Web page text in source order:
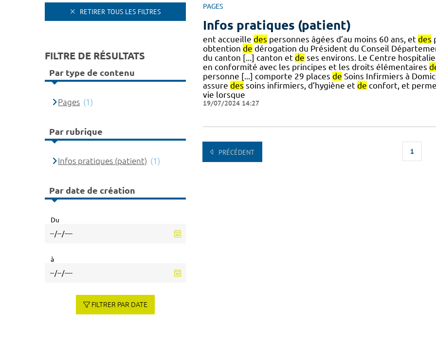
PAGES
Infos pratiques (patient)
ent accueille des personnes âgées d’au moins 60 ans, et des
obtention de dérogation du Président du Conseil
du canton [...] canton et de ses environs. Le Centre
en conformité avec les principes et les droits élémentaires
personne [...] comporte 29 places de Soins Infirmiers à
assure des soins infirmiers, d’hygiène et de confort, et
vie lorsque
19/07/2024 14:27
PRÉCÉDENT 1
RETIRER TOUS LES FILTRES
FILTRE DE RÉSULTATS
Par type de contenu
Pages (1)
Par rubrique
Infos pratiques (patient) (1)
Par date de création
Du
à
FILTRER PAR DATE